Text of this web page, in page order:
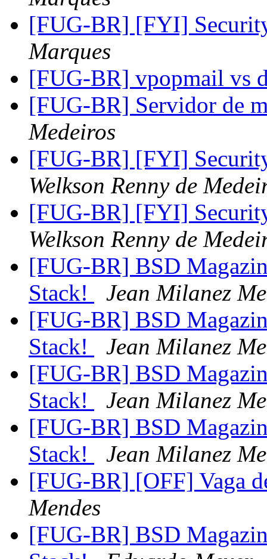
[FUG-BR] [FYI]
Marques
[FUG-BR] vpopmail vs
[FUG-BR] Servidor de
Medeiros
[FUG-BR] [FYI]
Welkson Renny de
[FUG-BR] [FYI]
Welkson Renny de
[FUG-BR] BSD
Stack!
Jean Milanez
[FUG-BR] BSD
Stack!
Jean Milanez
[FUG-BR] BSD
Stack!
Jean Milanez
[FUG-BR] BSD
Stack!
Jean Milanez
[FUG-BR] [OFF] Vaga
Mendes
[FUG-BR] BSD